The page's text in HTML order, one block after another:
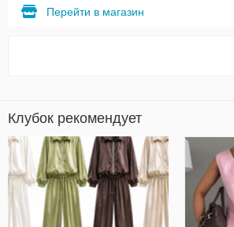
Перейти в магазин
Клубок рекомендует